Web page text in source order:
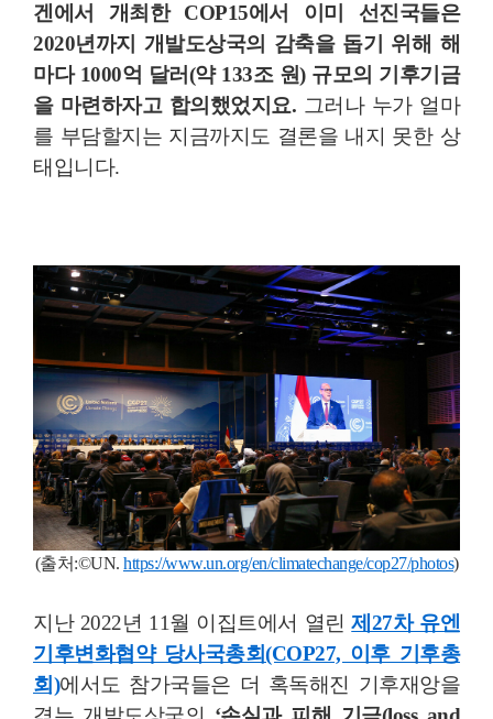
겐에서 개최한 COP15에서 이미 선진국들은
2020년까지 개발도상국의 감축을 돕기 위해 해
마다 1000억 달러(약 133조 원) 규모의 기후기금
을 마련하자고 합의했었지요. 그러나 누가 얼마
를 부담할지는 지금까지도 결론을 내지 못한 상
태입니다.
(출처:©UN. https://www.un.org/en/climatechange/cop27/photos)
지난 2022년 11월 이집트에서 열린제27차 유엔
기후변화협약 당사국총회(COP27, 이후 기후총
회)에서도 참가국들은 더 혹독해진 기후재앙을